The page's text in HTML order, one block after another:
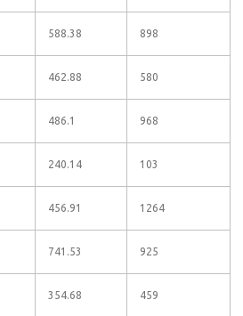
588.38 898
462.88 580
486.1 968
240.14 103
456.91 1264
741.53 925
354.68 459